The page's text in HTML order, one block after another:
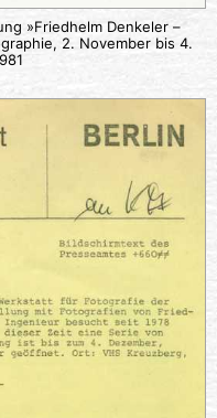
»Friedhelm Denkeler –
2. November bis 4.